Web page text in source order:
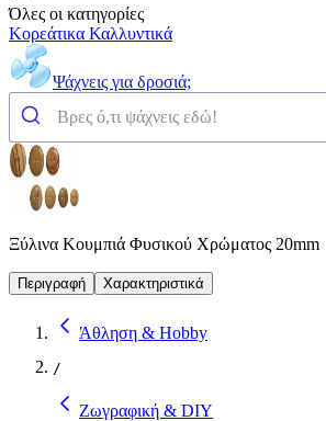
Όλες οι κατηγορίες
Κορεάτικα Καλλυντικά
Ψάχνεις για δροσιά;
Ξύλινα Κουμπιά Φυσικού Χρώματος 20mm
Περιγραφή Χαρακτηριστικά
Άθληση & Hobby
/
Ζωγραφική & DIY